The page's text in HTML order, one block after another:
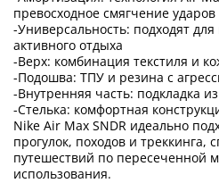
превосходное смягчение
-Универсальность: подходят
активного отдыха
-Верх: комбинация текстиля и
-Подошва: ТПУ и резина с
-Внутренняя часть: подкладка
-Стелька: комфортная
Nike Air Max SNDR идеально
прогулок, походов и треккинга,
путешествий по пересеченной
использования.